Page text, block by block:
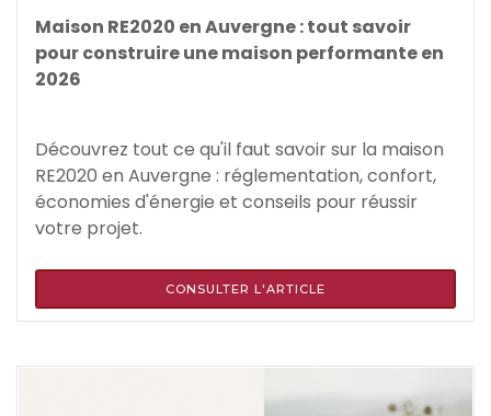
Maison RE2020 en Auvergne : tout savoir
pour construire une maison performante en
2026
Découvrez tout ce qu'il faut savoir sur la maison
RE2020 en Auvergne : réglementation, confort,
économies d'énergie et conseils pour réussir
votre projet.
CONSULTER L'ARTICLE